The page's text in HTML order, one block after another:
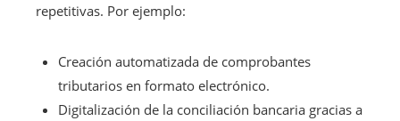
repetitivas. Por ejemplo:
Creación automatizada de comprobantes
tributarios en formato electrónico.
Digitalización de la conciliación bancaria gracias a